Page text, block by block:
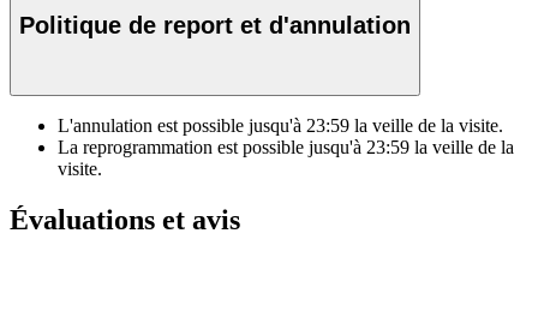
Politique de report et d'annulation
L'annulation est possible jusqu'à 23:59 la veille de la visite.
La reprogrammation est possible jusqu'à 23:59 la veille de la
visite.
Évaluations et avis